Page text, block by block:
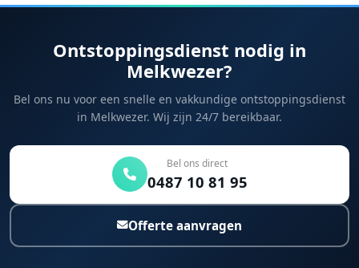
Ontstoppingsdienst nodig in
Melkwezer?
Bel ons nu voor een snelle en vakkundige ontstoppingsdienst
in Melkwezer. Wij zijn 24/7 bereikbaar.
Bel ons direct
0487 10 81 95
Offerte aanvragen